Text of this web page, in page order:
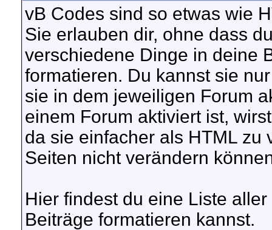
vB Codes sind so etwas wie
Sie erlauben dir, ohne dass
verschiedene Dinge in deine
formatieren. Du kannst sie
sie in dem jeweiligen Forum
einem Forum aktiviert ist,
da sie einfacher als HTML
Seiten nicht verändern
Hier findest du eine Liste
Beiträge formatieren kannst.